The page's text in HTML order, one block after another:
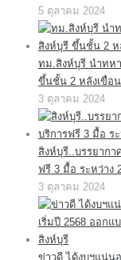
5 ตุลาคม 2024
ทม.สิงห์บุรี นำทหา
ขึ้นชั้น 2 หลังเขื่อน
3 ตุลาคม 2024
สิงห์บุรี..บรรยากา
ฟรี 3 มื้อ ระหว่าง
3 ตุลาคม 2024
ข่าวดี ได้งบฯแน่น